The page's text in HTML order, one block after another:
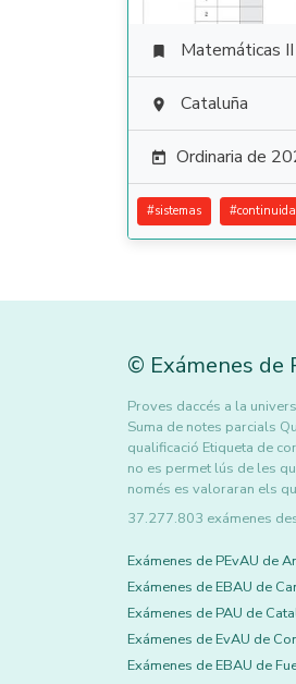
 Matemáticas II
 Cataluña
 Ordinaria de
#sistemas #
© Exámenes de
Proves daccés a la
Suma de notes parcials
qualificació Etiqueta de
no es permet lús de les
només es valoraran els
37.277.803 exámenes
Exámenes de PEvAU de
Exámenes de EBAU de
Exámenes de PAU de
Exámenes de EvAU de
Exámenes de EBAU de